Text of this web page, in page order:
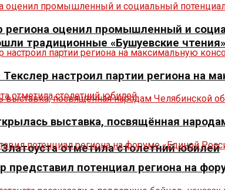
традиционные «Бушуевские чтения»
отметила столетний юбилей
региона оценил промышленный и
настроил партии региона на
выставка, посвящённая
представил потенциал региона на